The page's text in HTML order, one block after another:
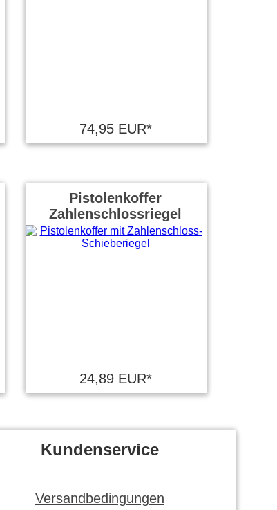
74,95 EUR*
Pistolenkoffer
Zahlenschlossriegel
24,89 EUR*
Kundenservice
Versandbedingungen